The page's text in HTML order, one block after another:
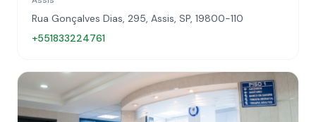
Rua Gonçalves Dias, 295, Assis, SP, 19800-110
+551833224761